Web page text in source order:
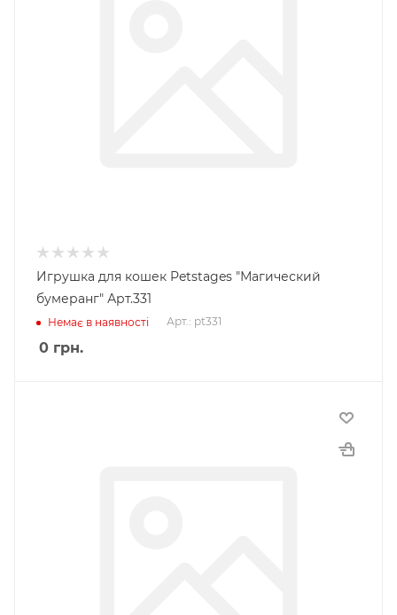
Игрушка для кошек Petstages "Магический
бумеранг" Арт.331
Немає в наявності Арт.: pt331
0 грн.